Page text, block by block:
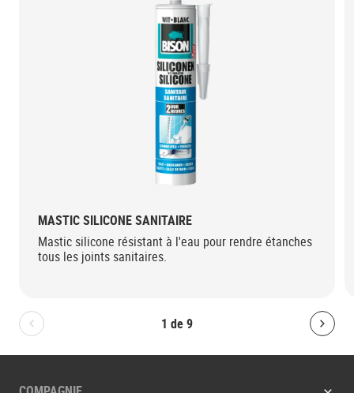
1 de9
Bolton.General.PreviousSlide
MASTIC SILICONE SANITAIRE
Mastic silicone résistant à l'eau pour rendre étanches
tous les joints sanitaires.